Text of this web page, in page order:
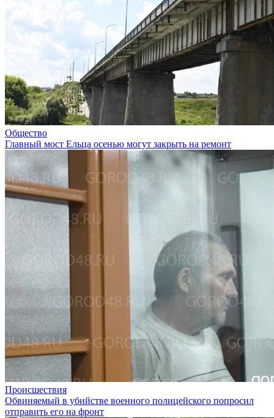
Общество
Главный мост Ельца осенью могут закрыть на ремонт
Происшествия
Обвиняемый в убийстве военного полицейского попросил
отправить его на фронт